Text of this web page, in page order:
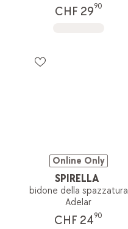
CHF 2990
Online Only
SPIRELLA
bidone della spazzatura
Adelar
CHF 2490